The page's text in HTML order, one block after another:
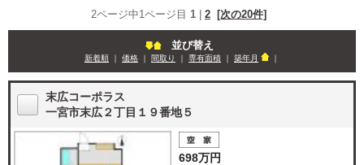
2ページ中1ページ目 1 2 [次の20件]
並び替え
新着順 ｜ 価格 ｜ 間取り ｜ 専有面積 ｜ 築年月 ｜
末広コーポラス
一宮市末広２丁目１９番地５
698万円